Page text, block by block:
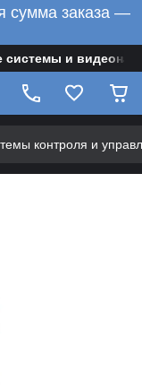
сумма заказа —
системы и
контроля и